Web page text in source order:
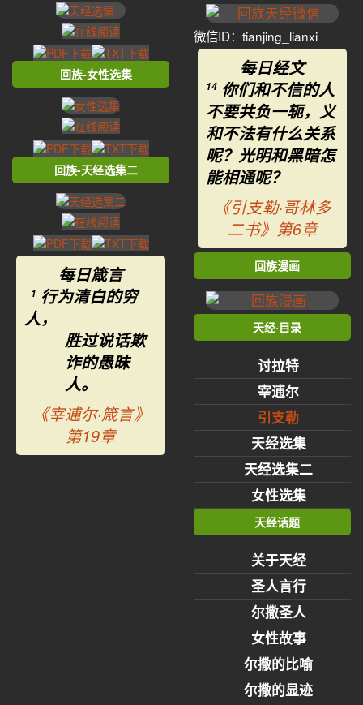
回族-女性选集
回族-天经选集二
每日箴言
1 行为清白的穷
人，
胜过说话欺
诈的愚昧
人。
《宰逋尔·箴言》
第19章
微信ID：tianjing_lianxi
每日经文
14 你们和不信的人
不要共负一轭，义
和不法有什么关系
呢？光明和黑暗怎
能相通呢？
《引支勒·哥林多
二书》第6章
回族漫画
天经·目录
讨拉特
宰逋尔
引支勒
天经选集
天经选集二
女性选集
天经话题
关于天经
圣人言行
尔撒圣人
女性故事
尔撒的比喻
尔撒的显迹